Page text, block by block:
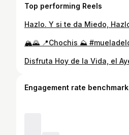
Top performing Reels
Engagement rate benchmark